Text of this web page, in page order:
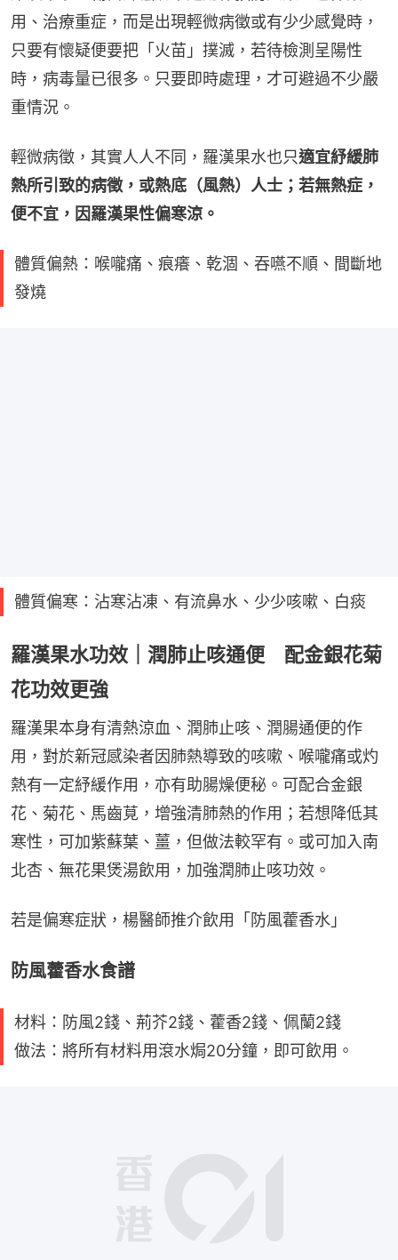
用、治療重症，而是出現輕微病徵或有少少感覺時，
只要有懷疑便要把「火苗」撲滅，若待檢測呈陽性
時，病毒量已很多。只要即時處理，才可避過不少嚴
重情況。
輕微病徵，其實人人不同，羅漢果水也只適宜紓緩肺
熱所引致的病徵，或熱底（風熱）人士；若無熱症，
便不宜，因羅漢果性偏寒涼。
體質偏熱：喉嚨痛、痕癢、乾涸、吞嚥不順、間斷地
發燒
體質偏寒：沾寒沾凍、有流鼻水、少少咳嗽、白痰
羅漢果水功效｜潤肺止咳通便 配金銀花菊
花功效更強
羅漢果本身有清熱涼血、潤肺止咳、潤腸通便的作
用，對於新冠感染者因肺熱導致的咳嗽、喉嚨痛或灼
熱有一定紓緩作用，亦有助腸燥便秘。可配合金銀
花、菊花、馬齒莧，增強清肺熱的作用；若想降低其
寒性，可加紫蘇葉、薑，但做法較罕有。或可加入南
北杏、無花果煲湯飲用，加強潤肺止咳功效。
若是偏寒症狀，楊醫師推介飲用「防風藿香水」
防風藿香水食譜
材料：防風2錢、荊芥2錢、藿香2錢、佩蘭2錢
做法：將所有材料用滾水焗20分鐘，即可飲用。